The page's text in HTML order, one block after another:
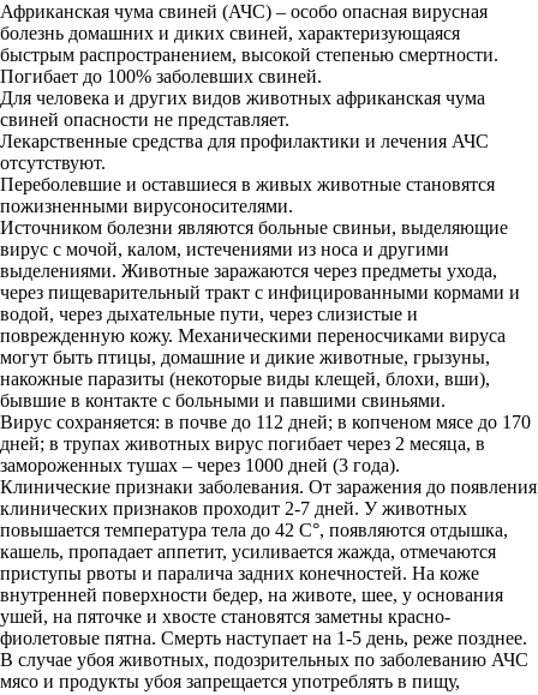
Африканская чума свиней (АЧС) – особо опасная вирусная
болезнь домашних и диких свиней, характеризующаяся
быстрым распространением, высокой степенью смертности.
Погибает до 100% заболевших свиней.
Для человека и других видов животных африканская чума
свиней опасности не представляет.
Лекарственные средства для профилактики и лечения АЧС
отсутствуют.
Переболевшие и оставшиеся в живых животные становятся
пожизненными вирусоносителями.
Источником болезни являются больные свиньи, выделяющие
вирус с мочой, калом, истечениями из носа и другими
выделениями. Животные заражаются через предметы ухода,
через пищеварительный тракт с инфицированными кормами и
водой, через дыхательные пути, через слизистые и
поврежденную кожу. Механическими переносчиками вируса
могут быть птицы, домашние и дикие животные, грызуны,
накожные паразиты (некоторые виды клещей, блохи, вши),
бывшие в контакте с больными и павшими свиньями.
Вирус сохраняется: в почве до 112 дней; в копченом мясе до 170
дней; в трупах животных вирус погибает через 2 месяца, в
замороженных тушах – через 1000 дней (3 года).
Клинические признаки заболевания. От заражения до появления
клинических признаков проходит 2-7 дней. У животных
повышается температура тела до 42 С°, появляются отдышка,
кашель, пропадает аппетит, усиливается жажда, отмечаются
приступы рвоты и паралича задних конечностей. На коже
внутренней поверхности бедер, на животе, шее, у основания
ушей, на пяточке и хвосте становятся заметны красно-
фиолетовые пятна. Смерть наступает на 1-5 день, реже позднее.
В случае убоя животных, подозрительных по заболеванию АЧС
мясо и продукты убоя запрещается употреблять в пищу,